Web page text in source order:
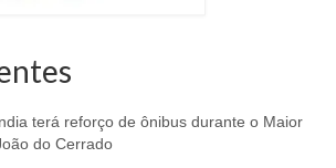
terá reforço de ônibus durante o Maior
do Cerrado